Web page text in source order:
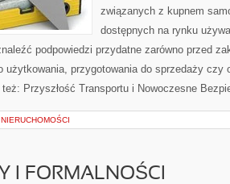
związanych z kupnem
dostępnych na rynku
podpowiedzi przydatne zarówno przed
użytkowania, przygotowania do sprzedaży czy
Przyszłość Transportu i Nowoczesne
NIERUCHOMOŚCI
I FORMALNOŚCI